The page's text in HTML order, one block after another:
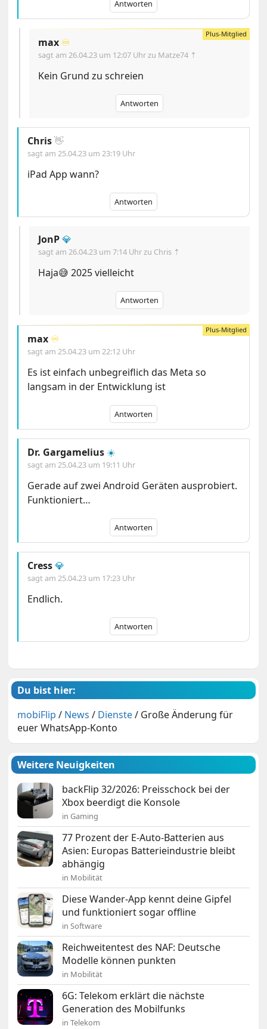
Antworten
max ♾️
sagt am26.04.23 um 12:07 Uhrzu Matze74 ⇡
Kein Grund zu schreien
Antworten
Chris👋
sagt am25.04.23 um 23:19 Uhr
iPad App wann?
Antworten
JonP💎
sagt am26.04.23 um 7:14 Uhrzu Chris ⇡
Haja😅 2025 vielleicht
Antworten
max ♾️
sagt am25.04.23 um 22:12 Uhr
Es ist einfach unbegreiflich das Meta so
langsam in der Entwicklung ist
Antworten
Dr. Gargamelius ☀️
sagt am25.04.23 um 19:11 Uhr
Gerade auf zwei Android Geräten ausprobiert.
Funktioniert…
Antworten
Cress💎
sagt am25.04.23 um 17:23 Uhr
Endlich.
Antworten
Du bist hier:
mobiFlip / News / Dienste/ Große Änderung für
euer WhatsApp-Konto
Weitere Neuigkeiten
backFlip 32/2026: Preisschock bei der
Xbox beerdigt die Konsole
in Gaming
77 Prozent der E-Auto-Batterien aus
Asien: Europas Batterieindustrie bleibt
abhängig
in Mobilität
Diese Wander-App kennt deine Gipfel
und funktioniert sogar offline
in Software
Reichweitentest des NAF: Deutsche
Modelle können punkten
in Mobilität
6G: Telekom erklärt die nächste
Generation des Mobilfunks
in Telekom